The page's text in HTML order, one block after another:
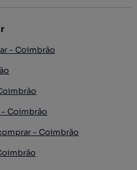
- Coimbrão
Coimbrão
- Coimbrão